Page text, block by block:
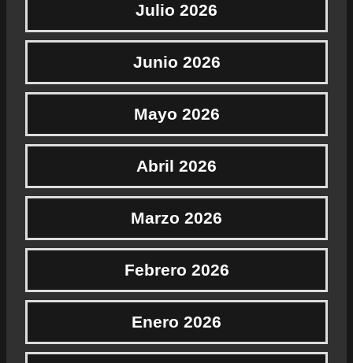
Julio 2026
Junio 2026
Mayo 2026
Abril 2026
Marzo 2026
Febrero 2026
Enero 2026